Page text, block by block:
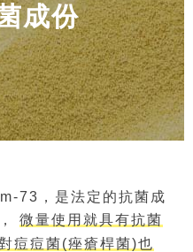
成份
73，是法定的抗菌成
微量使用就具有抗菌
痘痘菌(痤瘡桿菌)也